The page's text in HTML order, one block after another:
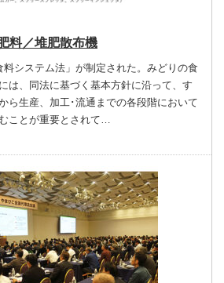
料／堆肥散布機
システム法」が制定された。みどりの食
は、同法に基づく基本方針に沿って、す
ら生産、加工･流通までの各段階において
ことが重要とされて…